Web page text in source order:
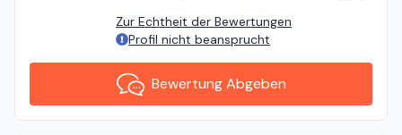
Zur Echtheit der Bewertungen
Profil nicht beansprucht
Bewertung Abgeben